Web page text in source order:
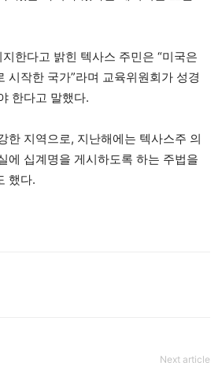
한다고 밝힌 텍사스 주민은 “미국은
시작한 국가”라며 교육위원회가 성경
한다고 말했다.
한 지역으로, 지난해에는 텍사스주 의
에 십계명을 게시하도록 하는 주법을
했다.
Next article